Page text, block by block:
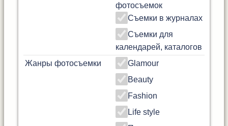
фотосъемок
Съемки в журналах
Съемки для
календарей, каталогов
Жанры фотосъемки
Glamour
Beauty
Fashion
Life style